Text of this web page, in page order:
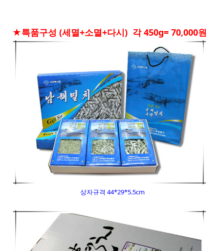
★특품구성 (세멸+소멸+다시) 각 450g= 70,000원
상자규격 44*29*5.5cm